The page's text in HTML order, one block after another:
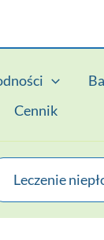
Cennik
Leczenie